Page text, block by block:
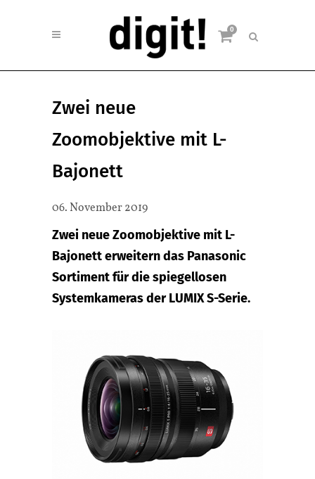
0
Zwei neue
Zoomobjektive mit L-
Bajonett
06. November 2019
Zwei neue Zoomobjektive mit L-
Bajonett erweitern das Panasonic
Sortiment für die spiegellosen
Systemkameras der LUMIX S-Serie.